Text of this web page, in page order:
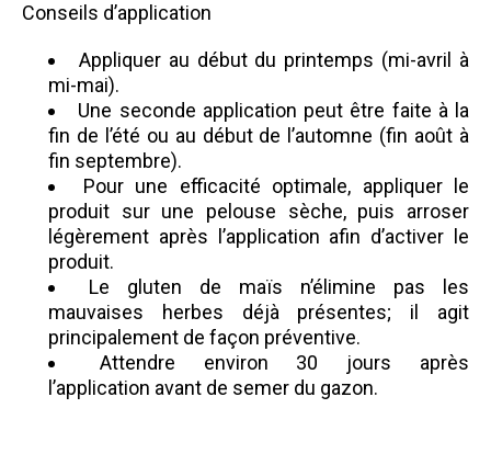
Conseils d’application
Appliquer au début du printemps (mi-avril à
mi-mai).
Une seconde application peut être faite à la
fin de l’été ou au début de l’automne (fin août à
fin septembre).
Pour une efficacité optimale, appliquer le
produit sur une pelouse sèche, puis arroser
légèrement après l’application afin d’activer le
produit.
Le gluten de maïs n’élimine pas les
mauvaises herbes déjà présentes; il agit
principalement de façon préventive.
Attendre environ 30 jours après
l’application avant de semer du gazon.